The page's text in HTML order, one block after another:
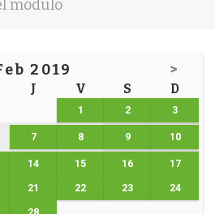
2019 >
J V S D
1 2 3
7 8 9 10
14 15 16 17
21 22 23 24